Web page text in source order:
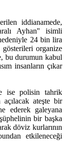
iddianamede,
Ayhan'' isimli
24 bin lira
gösterileri organize
bu durumun kabul
insanların çıkar
ise polisin tahrik
ateşte bir
ederek galeyana
bir başka
döviz kurlarının
etkileneceği